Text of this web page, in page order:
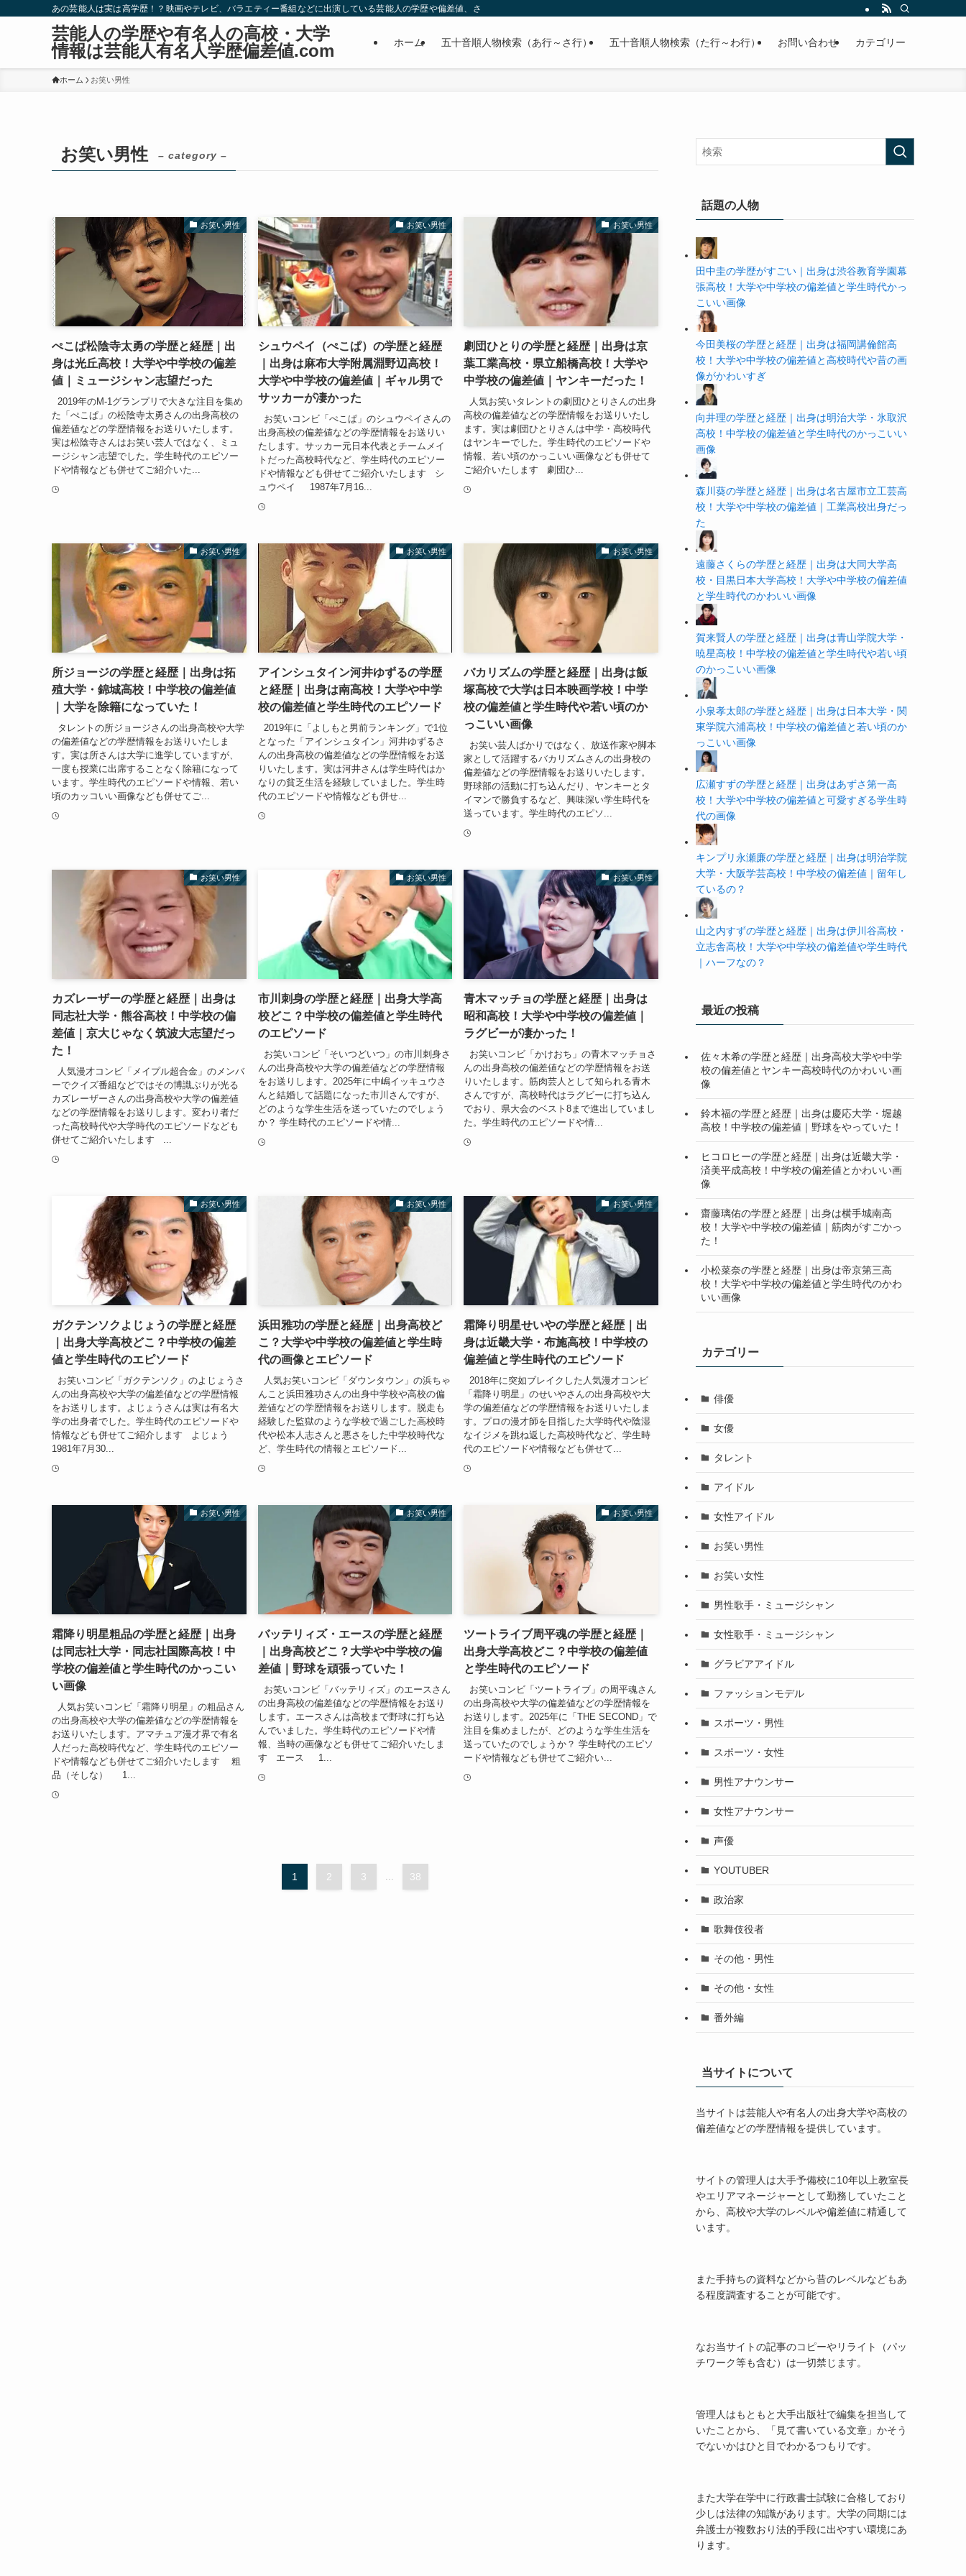
あの芸能人は実は高学歴！？映画やテレビ、バラエティー番組などに出演している芸能人の学歴や偏差値、さらに政治家やスポーツ選手などの有名人の学歴や高校・大学の偏差値まで紹介していきます。
芸能人の学歴や有名人の高校・大学
情報は芸能人有名人学歴偏差値.com
ホーム 五十音順人物検索（あ行～さ行） 五十音順人物検索（た行～わ行） お問い合わせ カテゴリー
ホーム お笑い男性
お笑い男性 – category –
お笑い男性
ぺこぱ松陰寺太勇の学歴と経歴｜出
身は光丘高校！大学や中学校の偏差
値｜ミュージシャン志望だった
2019年のM‐1グランプリで大きな注目を集め
た「ぺこぱ」の松陰寺太勇さんの出身高校の
偏差値などの学歴情報をお送りいたします。
実は松陰寺さんはお笑い芸人ではなく、ミュ
ージシャン志望でした。学生時代のエピソー
ドや情報なども併せてご紹介いた...
お笑い男性
シュウペイ（ぺこぱ）の学歴と経歴
｜出身は麻布大学附属淵野辺高校！
大学や中学校の偏差値｜ギャル男で
サッカーが凄かった
お笑いコンビ「ぺこぱ」のシュウペイさんの
出身高校の偏差値などの学歴情報をお送りい
たします。サッカー元日本代表とチームメイ
トだった高校時代など、学生時代のエピソー
ドや情報なども併せてご紹介いたします シ
ュウペイ 1987年7月16...
お笑い男性
劇団ひとりの学歴と経歴｜出身は京
葉工業高校・県立船橋高校！大学や
中学校の偏差値｜ヤンキーだった！
人気お笑いタレントの劇団ひとりさんの出身
高校の偏差値などの学歴情報をお送りいたし
ます。実は劇団ひとりさんは中学・高校時代
はヤンキーでした。学生時代のエピソードや
情報、若い頃のかっこいい画像なども併せて
ご紹介いたします 劇団ひ...
お笑い男性
所ジョージの学歴と経歴｜出身は拓
殖大学・錦城高校！中学校の偏差値
｜大学を除籍になっていた！
タレントの所ジョージさんの出身高校や大学
の偏差値などの学歴情報をお送りいたしま
す。実は所さんは大学に進学していますが、
一度も授業に出席することなく除籍になって
います。学生時代のエピソードや情報、若い
頃のカッコいい画像なども併せてご...
お笑い男性
アインシュタイン河井ゆずるの学歴
と経歴｜出身は南高校！大学や中学
校の偏差値と学生時代のエピソード
2019年に「よしもと男前ランキング」で1位
となった「アインシュタイン」河井ゆずるさ
んの出身高校の偏差値などの学歴情報をお送
りいたします。実は河井さんは学生時代はか
なりの貧乏生活を経験していました。学生時
代のエピソードや情報なども併せ...
お笑い男性
バカリズムの学歴と経歴｜出身は飯
塚高校で大学は日本映画学校！中学
校の偏差値と学生時代や若い頃のか
っこいい画像
お笑い芸人ばかりではなく、放送作家や脚本
家として活躍するバカリズムさんの出身校の
偏差値などの学歴情報をお送りいたします。
野球部の活動に打ち込んだり、ヤンキーとタ
イマンで勝負するなど、興味深い学生時代を
送っています。学生時代のエピソ...
お笑い男性
カズレーザーの学歴と経歴｜出身は
同志社大学・熊谷高校！中学校の偏
差値｜京大じゃなく筑波大志望だっ
た！
人気漫才コンビ「メイプル超合金」のメンバ
ーでクイズ番組などではその博識ぶりが光る
カズレーザーさんの出身高校や大学の偏差値
などの学歴情報をお送りします。変わり者だ
った高校時代や大学時代のエピソードなども
併せてご紹介いたします ...
お笑い男性
市川刺身の学歴と経歴｜出身大学高
校どこ？中学校の偏差値と学生時代
のエピソード
お笑いコンビ「そいつどいつ」の市川刺身さ
んの出身高校や大学の偏差値などの学歴情報
をお送りします。2025年に中嶋イッキュウさ
んと結婚して話題になった市川さんですが、
どのような学生生活を送っていたのでしょう
か？ 学生時代のエピソードや情...
お笑い男性
青木マッチョの学歴と経歴｜出身は
昭和高校！大学や中学校の偏差値｜
ラグビーが凄かった！
お笑いコンビ「かけおち」の青木マッチョさ
んの出身高校の偏差値などの学歴情報をお送
りいたします。筋肉芸人として知られる青木
さんですが、高校時代はラグビーに打ち込ん
でおり、県大会のベスト8まで進出していまし
た。学生時代のエピソードや情...
お笑い男性
ガクテンソクよじょうの学歴と経歴
｜出身大学高校どこ？中学校の偏差
値と学生時代のエピソード
お笑いコンビ「ガクテンソク」のよじょうさ
んの出身高校や大学の偏差値などの学歴情報
をお送りします。よじょうさんは実は有名大
学の出身者でした。学生時代のエピソードや
情報なども併せてご紹介します よじょう
1981年7月30...
お笑い男性
浜田雅功の学歴と経歴｜出身高校ど
こ？大学や中学校の偏差値と学生時
代の画像とエピソード
人気お笑いコンビ「ダウンタウン」の浜ちゃ
んこと浜田雅功さんの出身中学校や高校の偏
差値などの学歴情報をお送りします。脱走も
経験した監獄のような学校で過ごした高校時
代や松本人志さんと悪さをした中学校時代な
ど、学生時代の情報とエピソード...
お笑い男性
霜降り明星せいやの学歴と経歴｜出
身は近畿大学・布施高校！中学校の
偏差値と学生時代のエピソード
2018年に突如ブレイクした人気漫才コンビ
「霜降り明星」のせいやさんの出身高校や大
学の偏差値などの学歴情報をお送りいたしま
す。プロの漫才師を目指した大学時代や陰湿
なイジメを跳ね返した高校時代など、学生時
代のエピソードや情報なども併せて...
お笑い男性
霜降り明星粗品の学歴と経歴｜出身
は同志社大学・同志社国際高校！中
学校の偏差値と学生時代のかっこい
い画像
人気お笑いコンビ「霜降り明星」の粗品さん
の出身高校や大学の偏差値などの学歴情報を
お送りいたします。アマチュア漫才界で有名
人だった高校時代など、学生時代のエピソー
ドや情報なども併せてご紹介いたします 粗
品（そしな） 1...
お笑い男性
バッテリィズ・エースの学歴と経歴
｜出身高校どこ？大学や中学校の偏
差値｜野球を頑張っていた！
お笑いコンビ「バッテリィズ」のエースさん
の出身高校の偏差値などの学歴情報をお送り
します。エースさんは高校まで野球に打ち込
んでいました。学生時代のエピソードや情
報、当時の画像なども併せてご紹介いたしま
す エース 1...
お笑い男性
ツートライブ周平魂の学歴と経歴｜
出身大学高校どこ？中学校の偏差値
と学生時代のエピソード
お笑いコンビ「ツートライブ」の周平魂さん
の出身高校や大学の偏差値などの学歴情報を
お送りします。2025年に「THE SECOND」で
注目を集めましたが、どのような学生生活を
送っていたのでしょうか？ 学生時代のエピソ
ードや情報なども併せてご紹介い...
1 2 3 38
話題の人物
田中圭の学歴がすごい｜出身は渋谷教育学園幕
張高校！大学や中学校の偏差値と学生時代かっ
こいい画像
今田美桜の学歴と経歴｜出身は福岡講倫館高
校！大学や中学校の偏差値と高校時代や昔の画
像がかわいすぎ
向井理の学歴と経歴｜出身は明治大学・氷取沢
高校！中学校の偏差値と学生時代のかっこいい
画像
森川葵の学歴と経歴｜出身は名古屋市立工芸高
校！大学や中学校の偏差値｜工業高校出身だっ
た
遠藤さくらの学歴と経歴｜出身は大同大学高
校・目黒日本大学高校！大学や中学校の偏差値
と学生時代のかわいい画像
賀来賢人の学歴と経歴｜出身は青山学院大学・
暁星高校！中学校の偏差値と学生時代や若い頃
のかっこいい画像
小泉孝太郎の学歴と経歴｜出身は日本大学・関
東学院六浦高校！中学校の偏差値と若い頃のか
っこいい画像
広瀬すずの学歴と経歴｜出身はあずさ第一高
校！大学や中学校の偏差値と可愛すぎる学生時
代の画像
キンプリ永瀬廉の学歴と経歴｜出身は明治学院
大学・大阪学芸高校！中学校の偏差値｜留年し
ているの？
山之内すずの学歴と経歴｜出身は伊川谷高校・
立志舎高校！大学や中学校の偏差値や学生時代
｜ハーフなの？
最近の投稿
佐々木希の学歴と経歴｜出身高校大学や中学
校の偏差値とヤンキー高校時代のかわいい画
像
鈴木福の学歴と経歴｜出身は慶応大学・堀越
高校！中学校の偏差値｜野球をやっていた！
ヒコロヒーの学歴と経歴｜出身は近畿大学・
済美平成高校！中学校の偏差値とかわいい画
像
齋藤璃佑の学歴と経歴｜出身は横手城南高
校！大学や中学校の偏差値｜筋肉がすごかっ
た！
小松菜奈の学歴と経歴｜出身は帝京第三高
校！大学や中学校の偏差値と学生時代のかわ
いい画像
カテゴリー
俳優
女優
タレント
アイドル
女性アイドル
お笑い男性
お笑い女性
男性歌手・ミュージシャン
女性歌手・ミュージシャン
グラビアアイドル
ファッションモデル
スポーツ・男性
スポーツ・女性
男性アナウンサー
女性アナウンサー
声優
YOUTUBER
政治家
歌舞伎役者
その他・男性
その他・女性
番外編
当サイトについて
当サイトは芸能人や有名人の出身大学や高校の
偏差値などの学歴情報を提供しています。
サイトの管理人は大手予備校に10年以上教室長
やエリアマネージャーとして勤務していたこと
から、高校や大学のレベルや偏差値に精通して
います。
また手持ちの資料などから昔のレベルなどもあ
る程度調査することが可能です。
なお当サイトの記事のコピーやリライト（パッ
チワーク等も含む）は一切禁じます。
管理人はもともと大手出版社で編集を担当して
いたことから、「見て書いている文章」かそう
でないかはひと目でわかるつもりです。
また大学在学中に行政書士試験に合格しており
少しは法律の知識があります。大学の同期には
弁護士が複数おり法的手段に出やすい環境にあ
ります。